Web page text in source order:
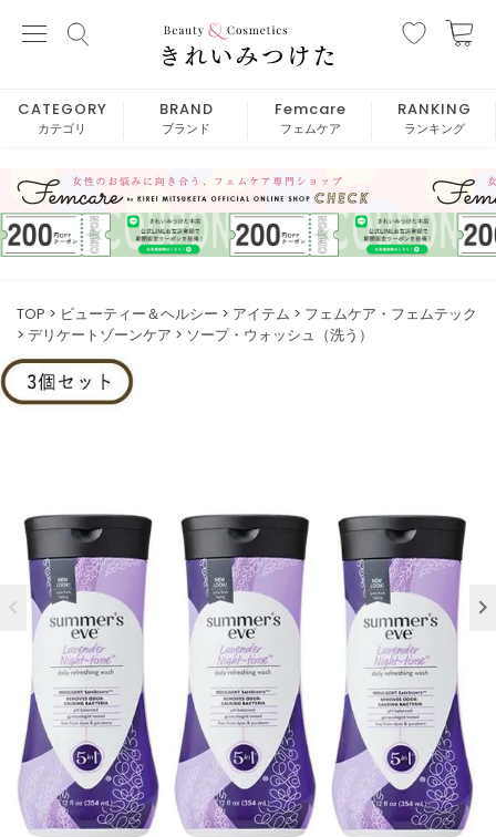
CATEGORY
カテゴリ
BRAND
ブランド
Femcare
フェムケア
RANKING
ランキング
TOP ビューティー＆ヘルシー アイテム
フェムケア・フェムテック
デリケートゾーンケア
ソープ・ウォッシュ（洗う）